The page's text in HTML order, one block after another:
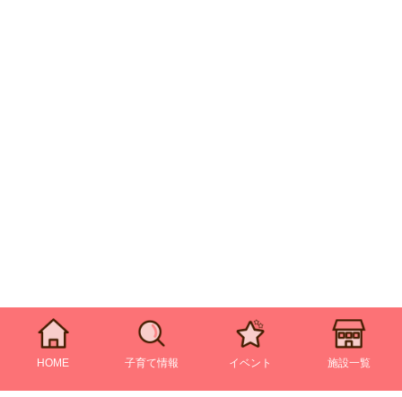
HOME 子育て情報 イベント 施設一覧